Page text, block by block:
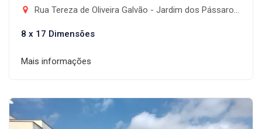
Rua Tereza de Oliveira Galvão - Jardim dos Pássaros, Taubaté-SP
8 x 17 Dimensões
Mais informações